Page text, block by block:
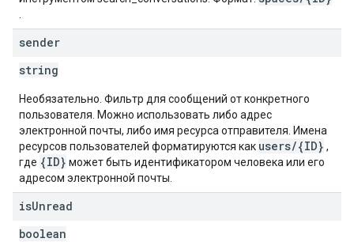
sender
string
Необязательно. Фильтр для сообщений от конкретного
пользователя. Можно использовать либо адрес
электронной почты, либо имя ресурса отправителя. Имена
ресурсов пользователей форматируются как users/{ID} ,
где {ID} может быть идентификатором человека или его
адресом электронной почты.
isUnread
boolean